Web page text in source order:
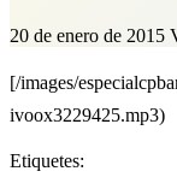
20 de enero de 2015
[/images/
ivoox3229425.mp3)
Etiquetes: